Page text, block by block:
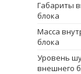
Габариты
блока
Масса
блока
Уровень
внешнего